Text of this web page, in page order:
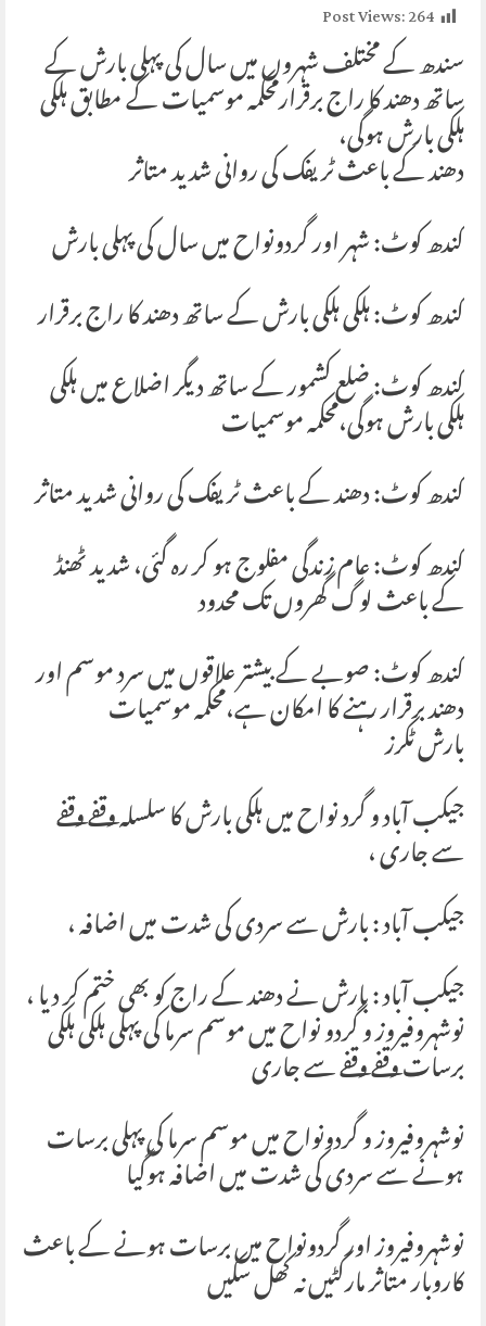
Post Views:264
سندھ کے مختلف شہروں میں سال کی پہلی بارش کے
ساتھ دھند کا راج برقرارمحکمہ موسمیات کے مطابق ہلکی
ہلکی بارش ہوگی،
دھند کے باعث ٹریفک کی روانی شدید متاثر
کندھ کوٹ: شہر اور گردونواح میں سال کی پہلی بارش
کندھ کوٹ: ہلکی ہلکی بارش کے ساتھ دھند کا راج برقرار
کندھ کوٹ: ضلع کشمور کے ساتھ دیگر اضلاع میں ہلکی
ہلکی بارش ہوگی،محکمہ موسمیات
کندھ کوٹ: دھند کے باعث ٹریفک کی روانی شدید متاثر
کندھ کوٹ: عام زندگی مفلوج ہو کر رہ گئی، شدید ٹھنڈ
کے باعث لوگ گھروں تک محدود
کندھ کوٹ: صوبے کے بیشتر علاقوں میں سرد موسم اور
دھند برقرار رہنے کا امکان ہے،محکمہ موسمیات
بارش ٹکرز
جیکب آباد و گرد نواح میں ہلکی بارش کا سلسلہ وقفے وقفے
سے جاری ،
جیکب آباد : بارش سے سردی کی شدت میں اضافہ ،
جیکب آباد : بارش نے دھند کے راج کو بھی ختم کر دیا ،
نوشہروفیروز و گردو نواح میں موسم سرما کی پہلی ہلکی ہلکی
برسات وقفے وقفے سے جاری
نوشہروفیروز و گردونواح میں موسم سرما کی پہلی برسات
ہونے سے سردی کی شدت میں اضافہ ہوگیا
نوشہروفیروز اور گردونواح میں برسات ہونے کے باعث
کاروبار متاثر مارکٹیں نہ کھل سکیں